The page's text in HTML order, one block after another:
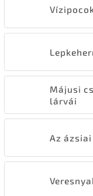
Májusi
lárvái
Az